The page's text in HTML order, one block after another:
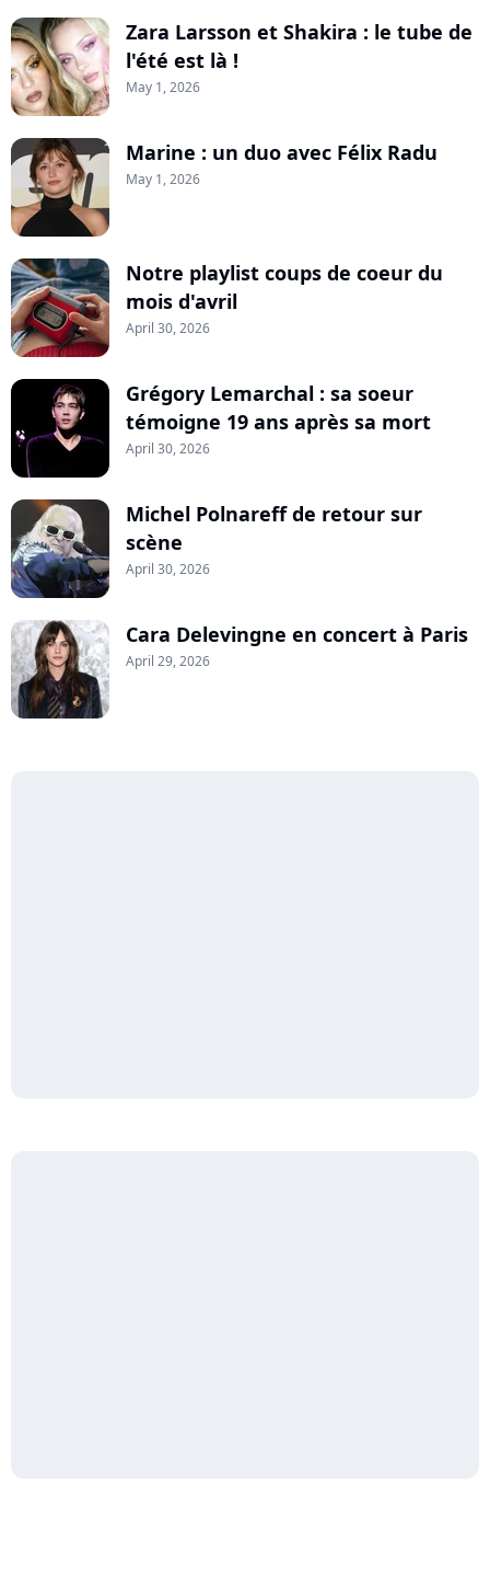
Zara Larsson et Shakira : le tube de
l'été est là !
May 1, 2026
Marine : un duo avec Félix Radu
May 1, 2026
Notre playlist coups de coeur du
mois d'avril
April 30, 2026
Grégory Lemarchal : sa soeur
témoigne 19 ans après sa mort
April 30, 2026
Michel Polnareff de retour sur
scène
April 30, 2026
Cara Delevingne en concert à Paris
April 29, 2026